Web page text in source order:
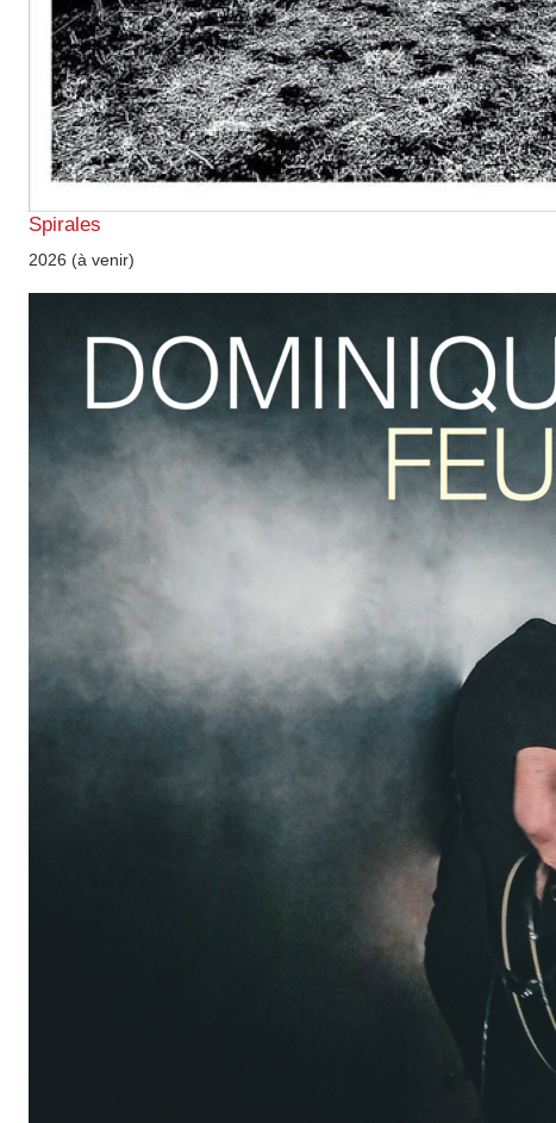
Spirales
2026 (à venir)